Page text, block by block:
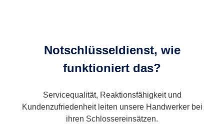
Notschlüsseldienst, wie
funktioniert das?
Servicequalität, Reaktionsfähigkeit und
Kundenzufriedenheit leiten unsere Handwerker bei
ihren Schlossereinsätzen.